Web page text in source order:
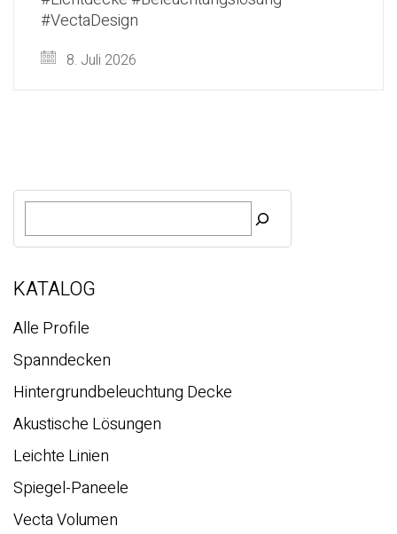
#VectaDesign
8. Juli 2026
S
c
e
KATALOG
Alle Profile
Spanndecken
Hintergrundbeleuchtung Decke
Akustische Lösungen
Leichte Linien
Spiegel-Paneele
Vecta Volumen